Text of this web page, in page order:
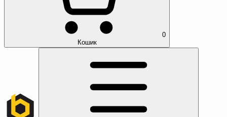
0
Кошик